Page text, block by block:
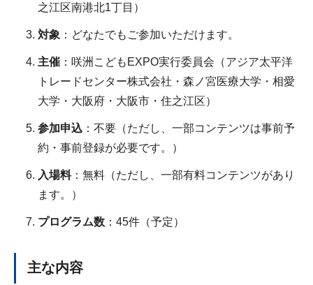
之江区南港北1丁目）
対象 ：どなたでもご参加いただけます。
主催 ：咲洲こどもEXPO実行委員会（アジア太平洋
トレードセンター株式会社・森ノ宮医療大学・相愛
大学・大阪府・大阪市・住之江区）
参加申込 ：不要（ただし、一部コンテンツは事前予
約・事前登録が必要です。）
入場料：無料（ただし、一部有料コンテンツがあり
ます。）
プログラム数 ：45件（予定）
主な内容